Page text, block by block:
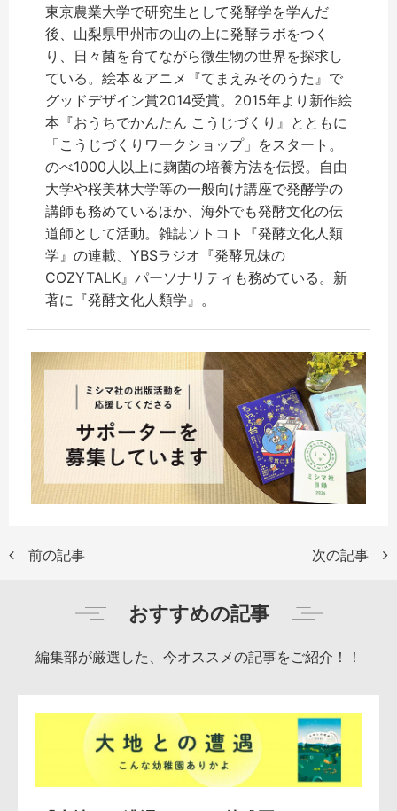
東京農業大学で研究生として発酵学を学んだ
後、山梨県甲州市の山の上に発酵ラボをつく
り、日々菌を育てながら微生物の世界を探求し
ている。絵本＆アニメ『てまえみそのうた』で
グッドデザイン賞2014受賞。2015年より新作絵
本『おうちでかんたん こうじづくり』とともに
「こうじづくりワークショップ」をスタート。
のべ1000人以上に麹菌の培養方法を伝授。自由
大学や桜美林大学等の一般向け講座で発酵学の
講師も務めているほか、海外でも発酵文化の伝
道師として活動。雑誌ソトコト『発酵文化人類
学』の連載、YBSラジオ『発酵兄妹の
COZYTALK』パーソナリティも務めている。新
著に『発酵文化人類学』。
前の記事 次の記事
おすすめの記事
編集部が厳選した、今オススメの記事をご紹介！！